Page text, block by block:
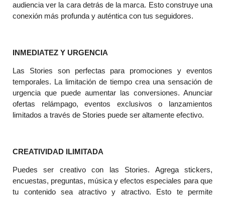
audiencia ver la cara detrás de la marca. Esto construye una
conexión más profunda y auténtica con tus seguidores.
INMEDIATEZ Y URGENCIA
Las Stories son perfectas para promociones y eventos
temporales. La limitación de tiempo crea una sensación de
urgencia que puede aumentar las conversiones. Anunciar
ofertas relámpago, eventos exclusivos o lanzamientos
limitados a través de Stories puede ser altamente efectivo.
CREATIVIDAD ILIMITADA
Puedes ser creativo con las Stories. Agrega stickers,
encuestas, preguntas, música y efectos especiales para que
tu contenido sea atractivo y atractivo. Esto te permite